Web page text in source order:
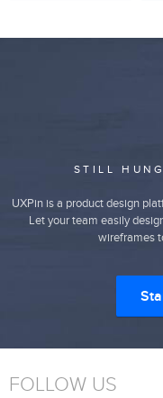
STILL
UXPin is a product design
Let your team easily
wireframes
FOLLOW US